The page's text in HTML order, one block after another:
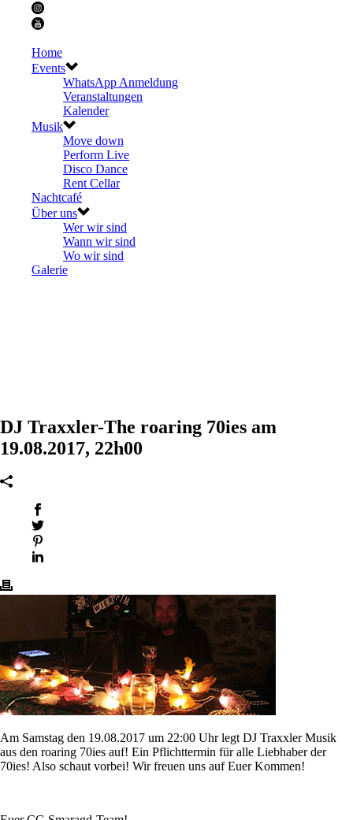
Home
Events
WhatsApp Anmeldung
Veranstaltungen
Kalender
Musik
Move down
Perform Live
Disco Dance
Rent Cellar
Nachtcafé
Über uns
Wer wir sind
Wann wir sind
Wo wir sind
Galerie
DJ Traxxler-The roaring 70ies am
19.08.2017, 22h00
Am Samstag den 19.08.2017 um 22:00 Uhr legt DJ Traxxler Musik
aus den roaring 70ies auf! Ein Pflichttermin für alle Liebhaber der
70ies! Also schaut vorbei! Wir freuen uns auf Euer Kommen!